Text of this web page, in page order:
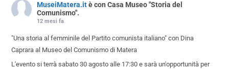
MuseiMatera.it è con Casa Museo "Storia del
Comunismo".
12 mesi fa
"Una storia al femminile del Partito comunista italiano" con Dina
Caprara al Museo del Comunismo di Matera
L'evento si terrà sabato 30 agosto alle 17:30 e sarà un'opportunità per